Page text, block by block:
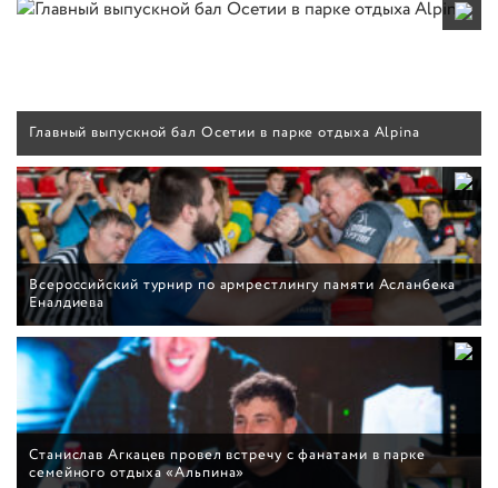
Главный выпускной бал Осетии в парке отдыха Alpina
Всероссийский турнир по армрестлингу памяти Асланбека
Еналдиева
Станислав Агкацев провел встречу с фанатами в парке
семейного отдыха «Альпина»